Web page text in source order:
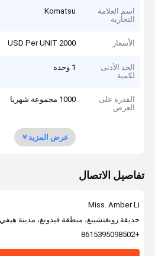
اسم العلامة
التجارية
Komatsu
الأسعار 2000 USD Per UNIT
الحد الأدنى
لكمية
1 وحدة
القدرة على
العرض
1000 مجموعة شهريا
عرض المزيد
تفاصيل الاتصال
Miss. Amber Li
حديقة رونغتشينغ، منطقة فيدونغ، مدينة
+8615395098502